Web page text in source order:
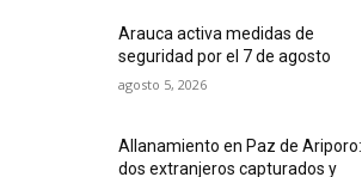
Arauca activa medidas de
seguridad por el 7 de agosto
agosto 5, 2026
Allanamiento en Paz de Ariporo:
dos extranjeros capturados y